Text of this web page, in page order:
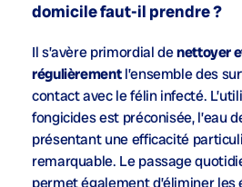
domicile faut-il prendre ?
Il s’avère primordial denettoyer
régulièrementl’ensemble des
contact avec le félin infecté.
fongicides est préconisée, l’eau
présentant une efficacité
remarquable. Le passage
permet également d’éliminer